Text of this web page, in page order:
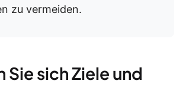
zu vermeiden.
Sie sich Ziele und